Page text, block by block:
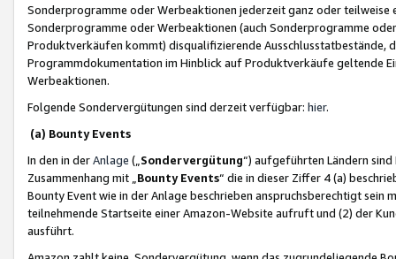
Sonderprogramme oder Werbeaktionen jederzeit ganz oder
Sonderprogramme oder Werbeaktionen (auch Sonderprogramme
Produktverkäufen kommt) disqualifizierende Ausschlusstatbestände,
Programmdokumentation im Hinblick auf Produktverkäufe geltende
Werbeaktionen.
Folgende Sondervergütungen sind derzeit verfügbar: hier.
(a) Bounty Events
In den in derAnlage („ Sondervergütung“) aufgeführten Ländern
Zusammenhang mit „ Bounty Events“ die in dieser Ziffer 4 (a)
Bounty Event wie in der Anlage beschrieben anspruchsberechtigt sein
teilnehmende Startseite einer Amazon-Website aufruft und (2) der
ausführt.